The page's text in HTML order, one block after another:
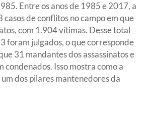
Entre os anos de 1985 e 2017, a
de conflitos no campo em que
com 1.904 vítimas. Desse total
foram julgados, o que corresponde
31 mandantes dos assassinatos e
condenados. Isso mostra como a
dos pilares mantenedores da